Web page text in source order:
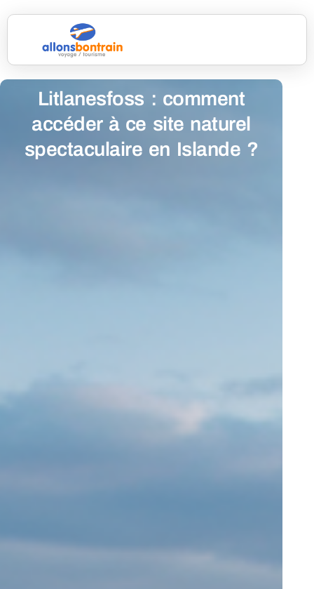
Litlanesfoss : comment
accéder à ce site naturel
spectaculaire en Islande ?